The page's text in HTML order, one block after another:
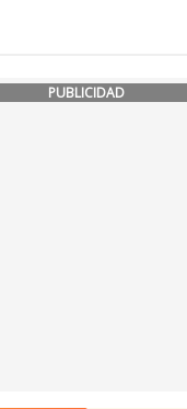
PUBLICIDAD